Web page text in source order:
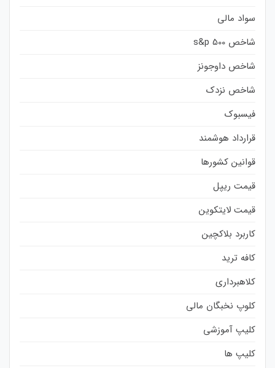
سواد مالی
شاخص s&p 500
شاخص داوجونز
شاخص نزدک
فیسبوک
قرارداد هوشمند
قوانین کشورها
قیمت ریپل
قیمت لایتکوین
کاربرد بلاکچین
کافه ترید
کلاهبرداری
کلوپ نخبگان مالی
کلیپ آموزشی
کلیپ ها